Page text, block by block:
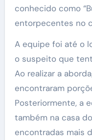
conhecido como
entorpecentes no
A equipe foi até o
o suspeito que
Ao realizar a
encontraram
Posteriormente, a
também na casa
encontradas mais